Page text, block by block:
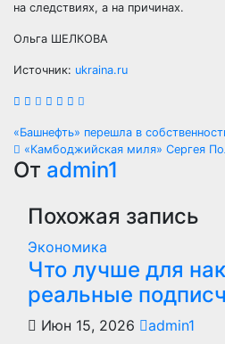
на следствиях, а на причинах.
Ольга ШЕЛКОВА
Источник: ukraina.ru
Навигация
по
записям
«Башнефть» перешла в
«Камбоджийская миля» Сергея
От admin1
Похожая запись
Экономика
Что лучше для
реальные
Июн 15, 2026
admin1